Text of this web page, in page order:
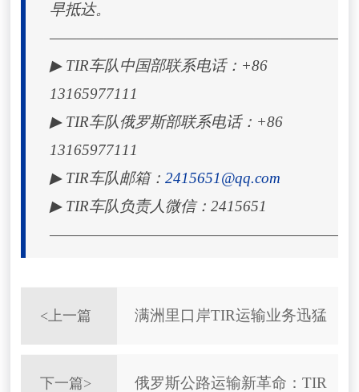
早抵达。
▶ TIR车队中国部联系电话：+86
13165977111
▶ TIR车队俄罗斯部联系电话：+86
13165977111
▶ TIR车队邮箱： 2415651@qq.com
▶ TIR车队负责人微信： 2415651
<上一篇 满洲里口岸TIR运输业务迅猛
增长
下一篇> 俄罗斯公路运输新革命：TIR